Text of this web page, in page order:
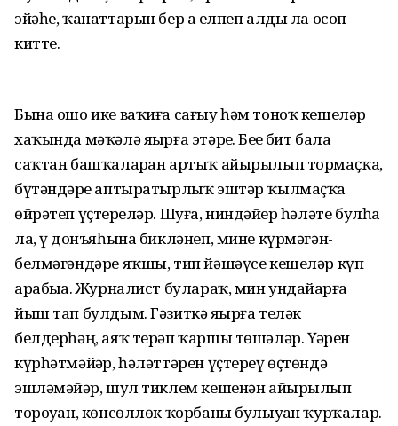
эйәһе, ҡанаттарын бер аҙ елпеп алды ла осоп
китте.
Бына ошо ике ваҡиға сағыу һәм тоноҡ кешеләр
хаҡында мәҡәлә яҙырға этәрҙе. Беҙҙе бит бала
саҡтан башҡаларҙан артыҡ айырылып тормаҫҡа,
бүтәндәрҙе аптыратырлыҡ эштәр ҡылмаҫҡа
өйрәтеп үҫтерҙеләр. Шуға, ниндәйҙер һәләте булһа
ла, үҙ донъяһына бикләнеп, мине күрмәгән-
белмәгәндәре яҡшы, тип йәшәүсе кешеләр күп
арабыҙҙа. Журналист булараҡ, мин ундайҙарға
йыш тап булдым. Гәзиткә яҙырға теләк
белдерһәң, аяҡ терәп ҡаршы төшәләр. Үҙҙәрен
күрһәтмәйҙәр, һәләттәрен үҫтереү өҫтөндә
эшләмәйҙәр, шул тиклем кешенән айырылып
тороуҙан, көнсөллөк ҡорбаны булыуҙан ҡурҡалар.